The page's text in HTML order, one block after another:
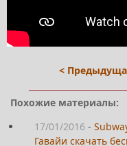
<
Похожие материалы:
17/01/2016 -
Гавайи скачать